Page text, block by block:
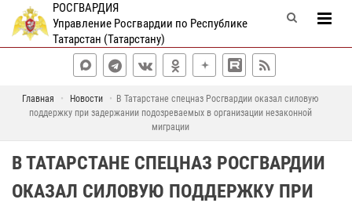
РОСГВАРДИЯ
Управление Росгвардии по Республике
Татарстан (Татарстану)
Главная Новости
В Татарстане спецназ Росгвардии оказал силовую
поддержку при задержании подозреваемых в организации незаконной
миграции
В ТАТАРСТАНЕ СПЕЦНАЗ РОСГВАРДИИ
ОКАЗАЛ СИЛОВУЮ ПОДДЕРЖКУ ПРИ